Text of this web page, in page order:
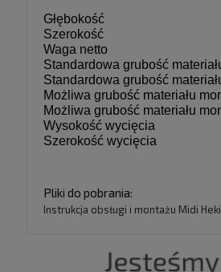
Głębokość
Szerokość
Waga netto
Standardowa grubość
Standardowa grubość
Możliwa grubość materiału
Możliwa grubość materiału
Wysokość wycięcia
Szerokość wycięcia
Pliki do pobrania:
Instrukcja obsługi i montażu Midi